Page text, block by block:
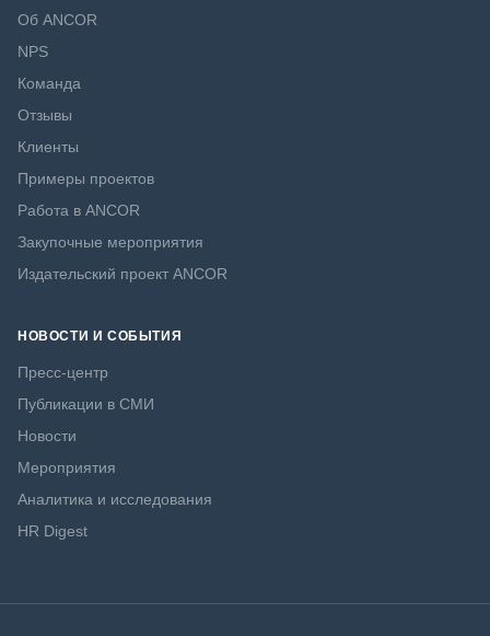
Об ANCOR
NPS
Команда
Отзывы
Клиенты
Примеры проектов
Работа в ANCOR
Закупочные мероприятия
Издательский проект ANCOR
НОВОСТИ И СОБЫТИЯ
Пресс-центр
Публикации в СМИ
Новости
Мероприятия
Аналитика и исследования
HR Digest